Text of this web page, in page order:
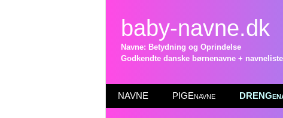
baby-navne.dk
Navne: Betydning og Oprindelse
Godkendte danske børnenavne +
NAVNE PIGEnavne